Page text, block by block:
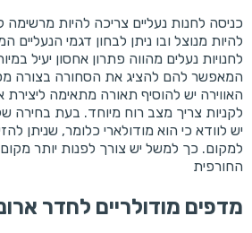
כניסה לחנות נעליים צריכה להיות
להיות מנוצל ובו ניתן לבחון דגמי הנעליים
לחנויות נעלים מהווה פתרון אחסון יעיל
המאפשר להם להציג את הסחורה בצורה
האווירה יש להוסיף תאורה מתאימה ליצירת
לקניות צריך מצב רוח מיוחד. בעת בחירה של
יש לוודא כי הוא מודולארי כלומר, שניתן
למקום. כך למשל יש צורך לפנות יותר מקום
החורפית
מדפים מודולריים לחדר